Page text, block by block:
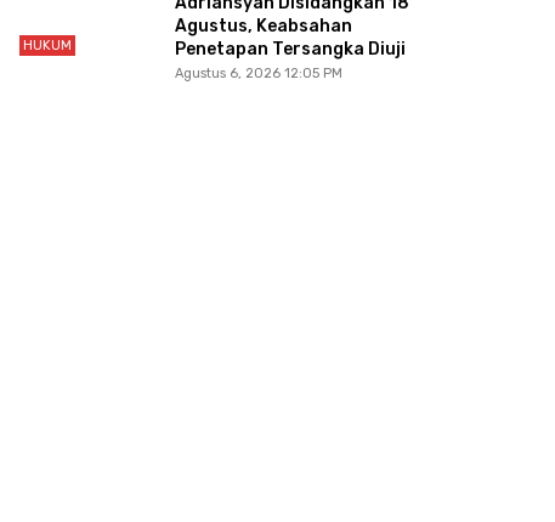
HUKUM
Agustus, Keabsahan
Penetapan Tersangka Diuji
Agustus 6, 2026 12:05 PM